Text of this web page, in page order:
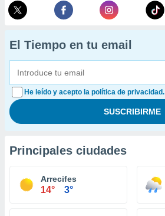
El Tiempo en tu email
He leído y acepto la política de privacidad.
Principales ciudades
Arrecifes
14° 3°